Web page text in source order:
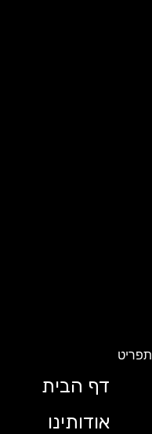
תפריט
דף הבית
אודותינו